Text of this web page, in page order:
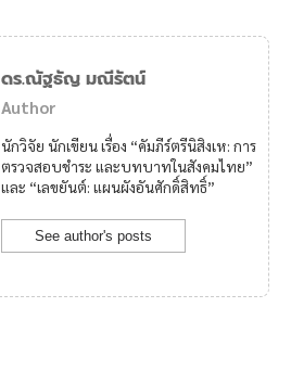
ดร.ณัฐธัญ มณีรัตน์
Author
นักวิจัย นักเขียน เรื่อง “คัมภีร์ตรีนิสิงเห: การ
ตรวจสอบชำระ และบทบาทในสังคมไทย”
และ “เลขยันต์: แผนผังอันศักดิ์สิทธิ์”
See author's posts